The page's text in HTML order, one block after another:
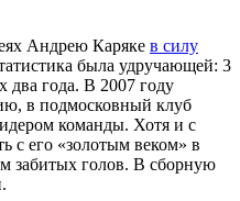
Андрею Каряке в силу
была удручающей: 3
два года. В 2007 году
в подмосковный клуб
команды. Хотя и с
с его «золотым веком» в
забитых голов. В сборную